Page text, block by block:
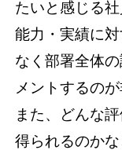
たいと感じる社
能力・実績に
なく部署全体
メントするの
また、どんな
得られるのか